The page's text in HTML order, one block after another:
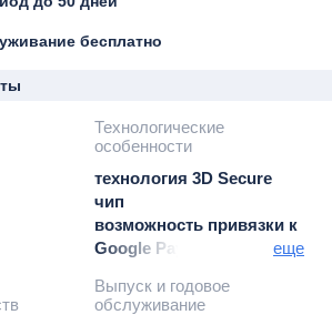
бесплатно
Технологические
особенности
технология 3D Secure
чип
возможность привязки к
Google Pay / Samsung еще
Выпуск и годовое
обслуживание